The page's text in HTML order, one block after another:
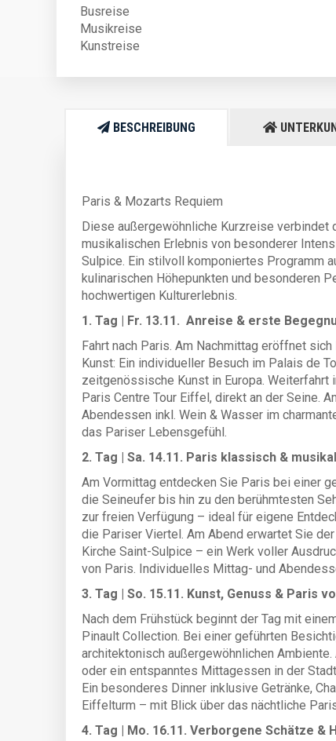
Busreise
Musikreise
Kunstreise
BESCHREIBUNG
Paris & Mozarts Requiem
Diese außergewöhnliche Kurzreise
musikalischen Erlebnis von besonderer
Sulpice. Ein stilvoll komponiertes Programm
kulinarischen Höhepunkten und besonderen
hochwertigen Kulturerlebnis.
1. Tag | Fr. 13.11. Anreise & erste
Fahrt nach Paris. Am Nachmittag eröffnet
Kunst: Ein individueller Besuch im Palais de
zeitgenössische Kunst in Europa.
Paris Centre Tour Eiffel, direkt an der Seine.
Abendessen inkl. Wein & Wasser im
das Pariser Lebensgefühl.
2. Tag | Sa. 14.11. Paris klassisch &
Am Vormittag entdecken Sie Paris bei einer
die Seineufer bis hin zu den berühmtesten
zur freien Verfügung – ideal für eigene
die Pariser Viertel. Am Abend erwartet Sie
Kirche Saint-Sulpice – ein Werk voller
von Paris. Individuelles Mittag- und
3. Tag | So. 15.11. Kunst, Genuss & Paris
Nach dem Frühstück beginnt der Tag mit
Pinault Collection. Bei einer geführten
architektonisch außergewöhnlichen
oder ein entspanntes Mittagessen in der
Ein besonderes Dinner inklusive Getränke,
Eiffelturm – mit Blick über das nächtliche
4. Tag | Mo. 16.11. Verborgene Schätze &